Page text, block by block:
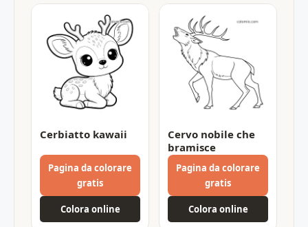
Cerbiatto kawaii
Pagina da colorare
gratis
Colora online
Cervo nobile che
bramisce
Pagina da colorare
gratis
Colora online